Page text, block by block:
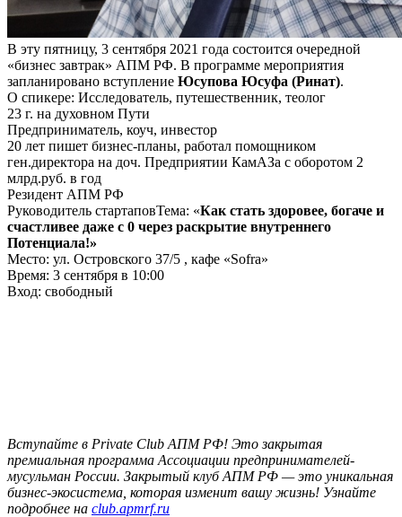
В эту пятницу, 3 сентября 2021 года состоится очередной
«бизнес завтрак» АПМ РФ. В программе мероприятия
запланировано вступление Юсупова Юсуфа (Ринат).
О спикере: Исследователь, путешественник, теолог
23 г. на духовном Пути
Предприниматель, коуч, инвестор
20 лет пишет бизнес-планы, работал помощником
ген.директора на доч. Предприятии КамАЗа с оборотом 2
млрд.руб. в год
Резидент АПМ РФ
Руководитель стартаповТема: «Как стать здоровее, богаче и
счастливее даже с 0 через раскрытие внутреннего
Потенциала!»
Место: ул. Островского 37/5 , кафе «Sofra»
Время: 3 сентября в 10:00
Вход: свободный
Вступайте в Private Club АПМ РФ! Это закрытая
премиальная программа Ассоциации предпринимателей-
мусульман России. Закрытый клуб АПМ РФ — это уникальная
бизнес-экосистема, которая изменит вашу жизнь! Узнайте
подробнее на club.apmrf.ru